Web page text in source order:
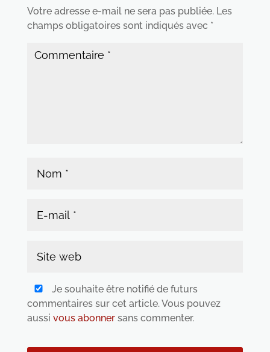
Votre adresse e-mail ne sera pas publiée. Les
champs obligatoires sont indiqués avec *
Je souhaite être notifié de futurs
commentaires sur cet article. Vous pouvez
aussi vous abonnersans commenter.